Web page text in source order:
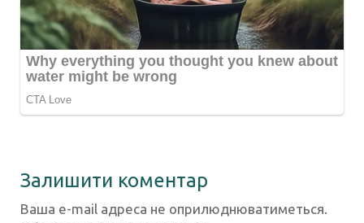
Залишити коментар
Ваша e-mail адреса не оприлюднюватиметься.